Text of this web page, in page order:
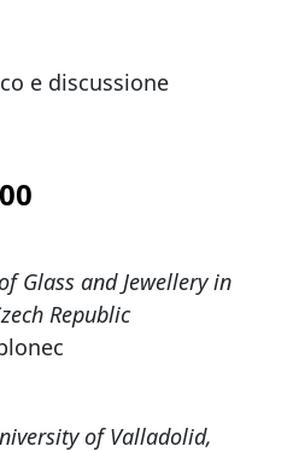
e discussione
Glass and Jewellery in
Republic
of Valladolid,